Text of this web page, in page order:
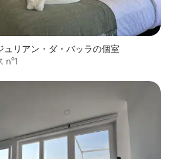
ュリアン・ダ・バッラの個室
n°1